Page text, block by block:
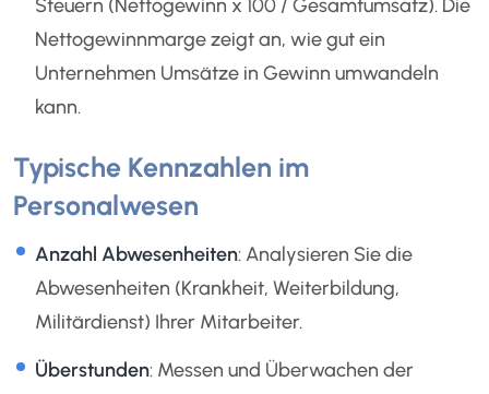
Steuern (Nettogewinn x 100 / Gesamtumsatz). Die
Nettogewinnmarge zeigt an, wie gut ein
Unternehmen Umsätze in Gewinn umwandeln
kann.
Typische Kennzahlen im
Personalwesen
Anzahl Abwesenheiten: Analysieren Sie die
Abwesenheiten (Krankheit, Weiterbildung,
Militärdienst) Ihrer Mitarbeiter.
Überstunden: Messen und Überwachen der